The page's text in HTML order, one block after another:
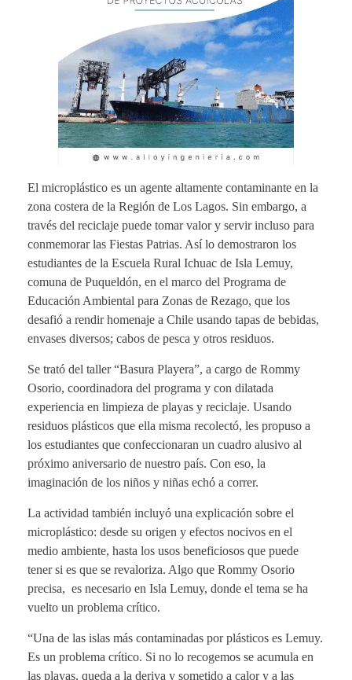
El microplástico es un agente altamente contaminante en la
zona costera de la Región de Los Lagos. Sin embargo, a
través del reciclaje puede tomar valor y servir incluso para
conmemorar las Fiestas Patrias. Así lo demostraron los
estudiantes de la Escuela Rural Ichuac de Isla Lemuy,
comuna de Puqueldón, en el marco del Programa de
Educación Ambiental para Zonas de Rezago, que los
desafió a rendir homenaje a Chile usando tapas de bebidas,
envases diversos; cabos de pesca y otros residuos.
Se trató del taller “Basura Playera”, a cargo de Rommy
Osorio, coordinadora del programa y con dilatada
experiencia en limpieza de playas y reciclaje. Usando
residuos plásticos que ella misma recolectó, les propuso a
los estudiantes que confeccionaran un cuadro alusivo al
próximo aniversario de nuestro país. Con eso, la
imaginación de los niños y niñas echó a correr.
La actividad también incluyó una explicación sobre el
microplástico: desde su origen y efectos nocivos en el
medio ambiente, hasta los usos beneficiosos que puede
tener si es que se revaloriza. Algo que Rommy Osorio
precisa, es necesario en Isla Lemuy, donde el tema se ha
vuelto un problema crítico.
“Una de las islas más contaminadas por plásticos es Lemuy.
Es un problema crítico. Si no lo recogemos se acumula en
las playas, queda a la deriva y sometido a calor y a las